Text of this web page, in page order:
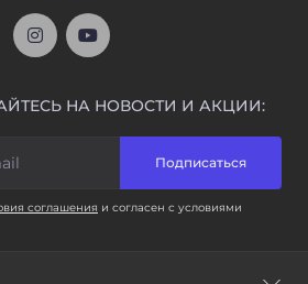
НА НОВОСТИ И АКЦИИ:
Подписаться
соглашения и согласен с условиями